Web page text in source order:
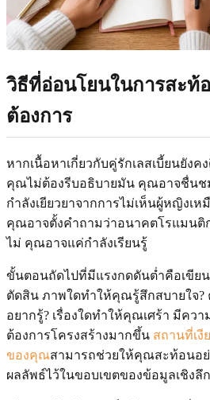
วิธีที่อ่อนโยนในการสะ
ต้องการ
หากเนื้อหาเกี่ยวกับคู่รักเลสเบี้ยนยัง
คุณไม่ต้องรีบอธิบายมัน คุณอาจชื่นช
กำลังเยียวยาจากการไม่เห็นผู้หญิงเ
คุณอาจตั้งคำถามว่าอนาคตโรแมน
ไม่ คุณอาจแค่กำลังเรียนรู้
ขั้นตอนถัดไปที่มีแรงกดดันต่ำคือเขีย
ตัดสิน ภาพใดทำให้คุณรู้สึกสบายใจ
อยากรู้? เรื่องใดทำให้คุณเศร้า มีคว
ต้องการโครงสร้างมากขึ้น สถานที่เงี
ของคุณสามารถช่วยให้คุณสะท้อนอย่
ผลลัพธ์ไว้ในขอบเขตของข้อมูลเชิงลึ